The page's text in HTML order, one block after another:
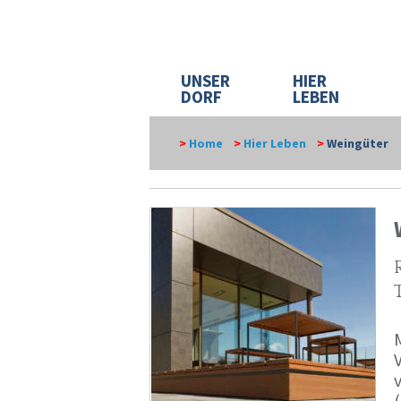
UNSER
DORF
HIER
LEBEN
> Home > Hier Leben >Weingüter